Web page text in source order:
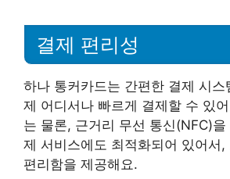
결제 편리성
하나 통커카드는 간편한 결제 시스
제 어디서나 빠르게 결제할 수 있
는 물론, 근거리 무선 통신(NFC)을
제 서비스에도 최적화되어 있어서,
편리함을 제공해요.